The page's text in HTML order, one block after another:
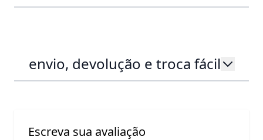
envio, devolução e troca fácil
Escreva sua avaliação